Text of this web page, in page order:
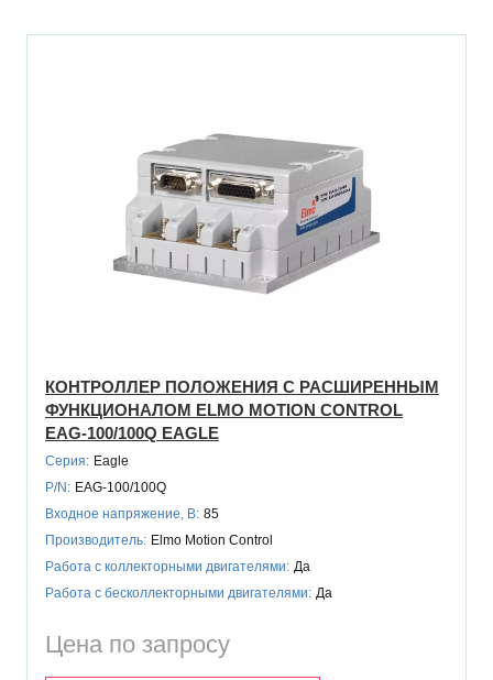
КОНТРОЛЛЕР ПОЛОЖЕНИЯ С РАСШИРЕННЫМ
ФУНКЦИОНАЛОМ ELMO MOTION CONTROL
EAG-100/100Q EAGLE
Серия: Eagle
P/N: EAG-100/100Q
Входное напряжение, В: 85
Производитель: Elmo Motion Control
Работа с коллекторными двигателями: Да
Работа с бесколлекторными двигателями: Да
Цена по запросу